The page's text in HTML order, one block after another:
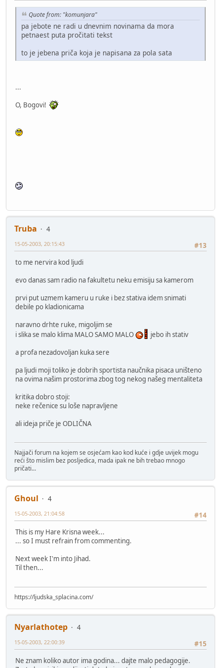
Quote from: "komunjara"
pa jebote ne radi u dnevnim novinama da mora
petnaest puta pročitati tekst
to je jebena priča koja je napisana za pola sata
...
O, Bogovi!
Truba
4
#13
15-05-2003, 20:15:43
to me nervira kod ljudi
evo danas sam radio na fakultetu neku emisiju sa kamerom
prvi put uzmem kameru u ruke i bez stativa idem snimati
debile po kladionicama
naravno drhte ruke, migoljim se
i slika se malo klima MALO SAMO MALO
jebo ih stativ
a profa nezadovoljan kuka sere
pa ljudi moji toliko je dobrih sportista naučnika pisaca uništeno
na ovima našim prostorima zbog tog nekog našeg mentaliteta
kritika dobro stoji:
neke rečenice su loše napravljene
ali ideja priče je ODLIČNA
Najjači forum na kojem se osjećam kao kod kuće i gdje uvijek mogu
reći što mislim bez posljedica, mada ipak ne bih trebao mnogo
pričati...
Ghoul
4
#14
15-05-2003, 21:04:58
This is my Hare Krisna week...
... so I must refrain from commenting.
Next week I'm into Jihad.
Til then...
https://ljudska_splacina.com/
Nyarlathotep
4
#15
15-05-2003, 22:00:39
Ne znam koliko autor ima godina... dajte malo pedagogije.